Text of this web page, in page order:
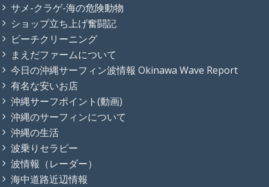
サメ-クラゲ-海の危険動物
ショップ立ち上げ奮闘記
ビーチクリーニング
まえだファームについて
今日の沖縄サーフィン波情報 Okinawa Wave Report
有名な安いお店
沖縄サーフポイント(動画)
沖縄のサーフィンについて
沖縄の生活
波乗りセラピー
波情報（レーダー）
海中道路近辺情報